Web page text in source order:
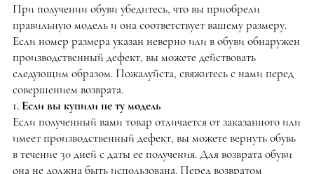
При получении обуви убедитесь, что вы приобрели
правильную модель и она соответствует вашему размеру.
Если номер размера указан неверно или в обуви обнаружен
производственный дефект, вы можете действовать
следующим образом. Пожалуйста, свяжитесь с нами перед
совершением возврата.
1. Если вы купили не ту модель
Если полученный вами товар отличается от заказанного или
имеет производственный дефект, вы можете вернуть обувь
в течение 30 дней с даты ее получения. Для возврата обуви
она не должна быть использована. Перед возвратом